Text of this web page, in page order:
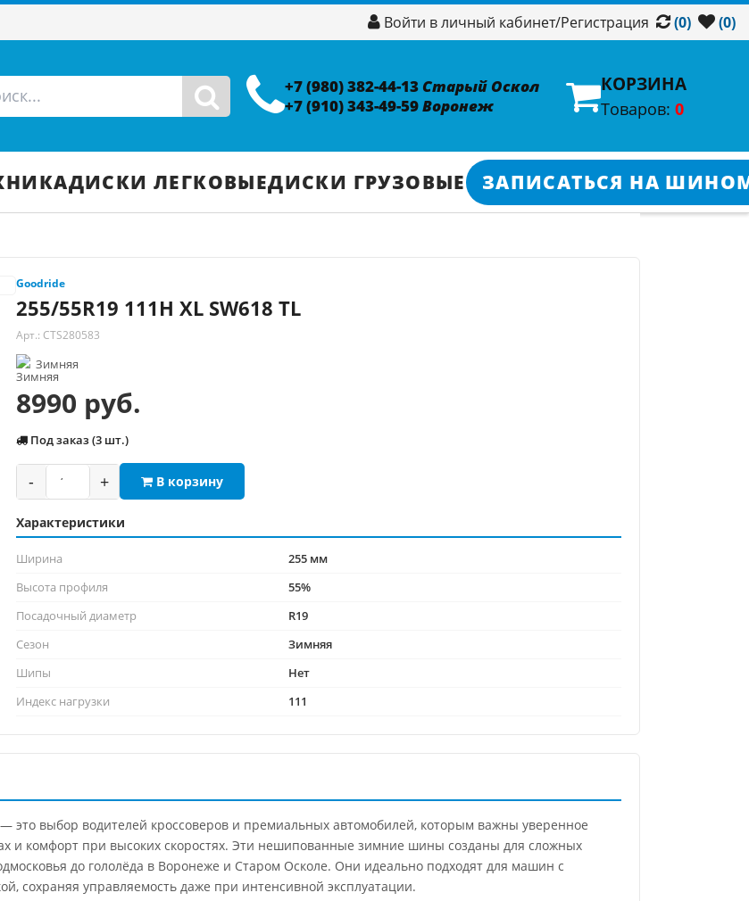
Войти в личный кабинет/Регистрация (0) (0)
+7 (980) 382-44-13 Старый Оскол
+7 (910) 343-49-59Воронеж
КОРЗИНА
Товаров: 0
ДИСКИ ЛЕГКОВЫЕДИСКИ ГРУЗОВЫЕ ЗАПИСАТЬСЯ НА
Goodride
255/55R19 111H XL SW618 TL
Арт.: CTS280583
Зимняя
8990 руб.
Под заказ (3 шт.)
- + В корзину
Характеристики
Ширина
255 мм
Высота профиля
55%
Посадочный диаметр
R19
Сезон
Зимняя
Шипы
Нет
Индекс нагрузки
111
это выбор водителей кроссоверов и премиальных автомобилей, которым важны уверенное
и комфорт при высоких скоростях. Эти нешипованные зимние шины созданы для сложных
до гололёда в Воронеже и Старом Осколе. Они идеально подходят для машин с
сохраняя управляемость даже при интенсивной эксплуатации.